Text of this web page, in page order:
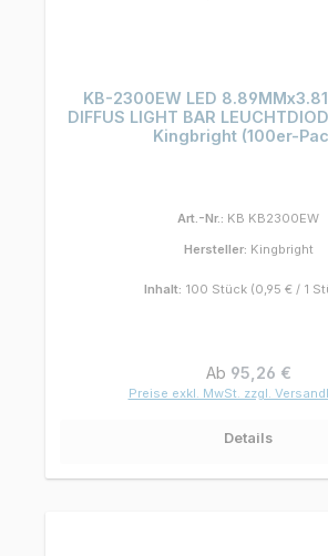
KB-2300EW LED
DIFFUS LIGHT BAR
Kingbright (100er-
Art.-Nr.: KB KB2300EW
Hersteller: Kingbright
Inhalt: 100 Stück (0,95 € / 1
Regulärer Preis:
Ab 95,26 €
Preise exkl. MwSt. zzgl.
Details